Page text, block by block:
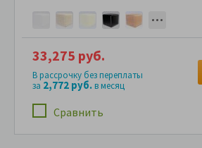
Сравнить
33,275 руб.
В рассрочку без переплаты
за 2,772 руб.в месяц